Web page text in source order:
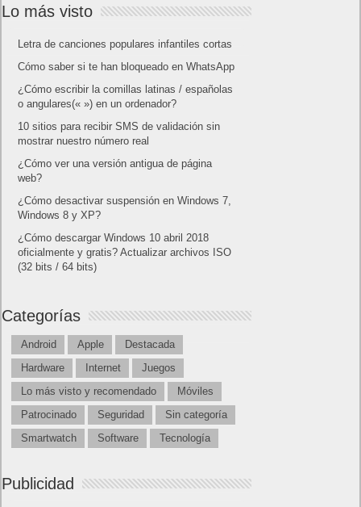
Lo más visto
Letra de canciones populares infantiles cortas
Cómo saber si te han bloqueado en WhatsApp
¿Cómo escribir la comillas latinas / españolas
o angulares(« ») en un ordenador?
10 sitios para recibir SMS de validación sin
mostrar nuestro número real
¿Cómo ver una versión antigua de página
web?
¿Cómo desactivar suspensión en Windows 7,
Windows 8 y XP?
¿Cómo descargar Windows 10 abril 2018
oficialmente y gratis? Actualizar archivos ISO
(32 bits / 64 bits)
Categorías
Android Apple
Destacada
Hardware
Internet
Juegos
Lo más visto y recomendado
Móviles
Patrocinado
Seguridad
Sin categoría
Smartwatch
Software Tecnología
Publicidad